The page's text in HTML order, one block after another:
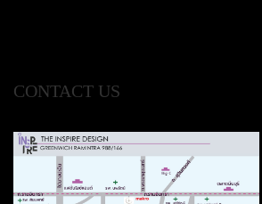
CONTACT US